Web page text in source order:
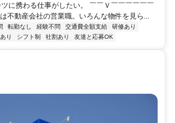
に携わる仕事がしたい。 ￣￣Ｖ￣￣￣￣￣￣
不動産会社の営業職。いろんな物件を見ら...
転勤なし 経験不問 交通費全額支給
研修あり
り シフト制 社割あり 友達と応募OK